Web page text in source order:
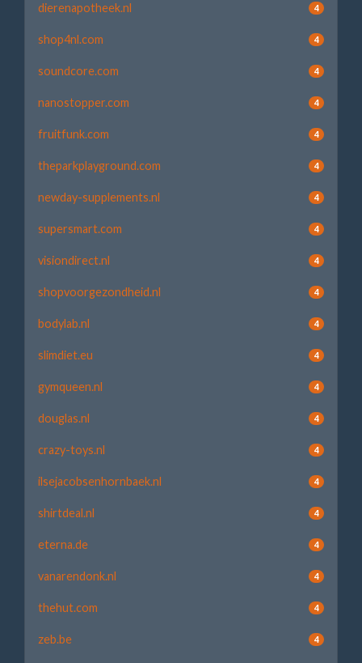
dierenapotheek.nl 4
shop4nl.com 4
soundcore.com 4
nanostopper.com 4
fruitfunk.com 4
theparkplayground.com 4
newday-supplements.nl 4
supersmart.com 4
visiondirect.nl 4
shopvoorgezondheid.nl 4
bodylab.nl 4
slimdiet.eu 4
gymqueen.nl 4
douglas.nl 4
crazy-toys.nl 4
ilsejacobsenhornbaek.nl 4
shirtdeal.nl 4
eterna.de 4
vanarendonk.nl 4
thehut.com 4
zeb.be 4